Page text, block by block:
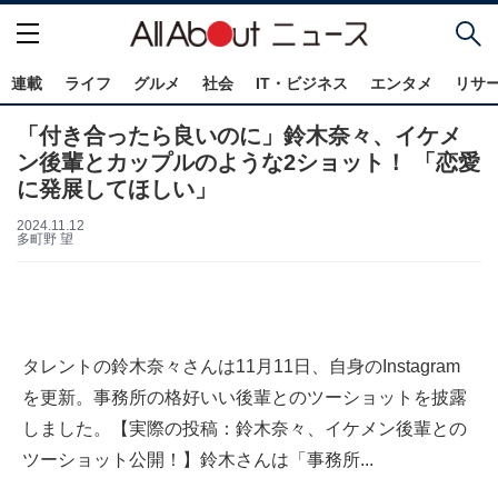
連載 ライフ グルメ 社会 IT・ビジネス エンタメ リサ
「付き合ったら良いのに」鈴木奈々、イケメ
ン後輩とカップルのような2ショット！ 「恋愛
に発展してほしい」
2024.11.12
多町野 望
タレントの鈴木奈々さんは11月11日、自身のInstagram
を更新。事務所の格好いい後輩とのツーショットを披露
しました。【実際の投稿：鈴木奈々、イケメン後輩との
ツーショット公開！】鈴木さんは「事務所...